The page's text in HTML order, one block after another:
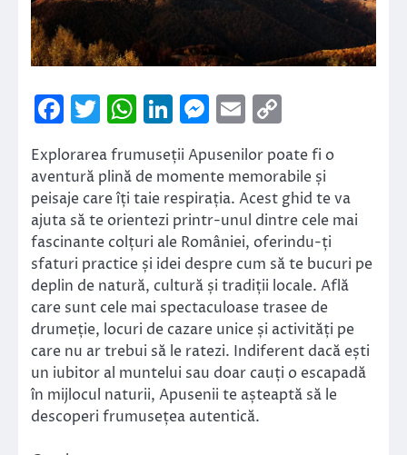
Facebook
Twitter
WhatsApp
LinkedIn
Messenger
Email
Link
Explorarea frumuseții Apusenilor poate fi o
aventură plină de momente memorabile și
peisaje care îți taie respirația. Acest ghid te va
ajuta să te orientezi printr-unul dintre cele mai
fascinante colțuri ale României, oferindu-ți
sfaturi practice și idei despre cum să te bucuri pe
deplin de natură, cultură și tradiții locale. Află
care sunt cele mai spectaculoase trasee de
drumeție, locuri de cazare unice și activități pe
care nu ar trebui să le ratezi. Indiferent dacă ești
un iubitor al muntelui sau doar cauți o escapadă
în mijlocul naturii, Apusenii te așteaptă să le
descoperi frumusețea autentică.